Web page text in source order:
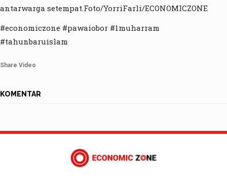
antarwarga setempat.Foto/YorriFarli/ECONOMICZONE
#economiczone #pawaiobor #1muharram
#tahunbaruislam
Share Video
KOMENTAR